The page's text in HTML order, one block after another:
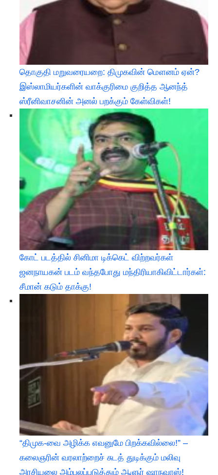
​தொகுதி மறுவரையறை: திமுகவின் மௌனம் ஏன்?
இஸ்லாமியர்களின் வாக்குரிமை குறித்த ஆனந்த்
ஸ்ரீனிவாசனின் அனல் பறக்கும் கேள்விகள்!
கோட் படத்தில் சினிமா டிக்கெட் விற்றவர்கள்
ஜனநாயகன் படம் வந்தபோது மந்திரியாகிவிட்டார்கள்:
சீமான் கடும் தாக்கு!
“திமுக-வை அழிக்க எவனுமே பிறக்கவில்லை!” –
கலைஞரின் வரலாற்றைச் சுடத் துடிக்கும் மலிவு
அரசியலை அம்பலப்படுத்தும் ஆளுர் ஷாநவாஸ்!